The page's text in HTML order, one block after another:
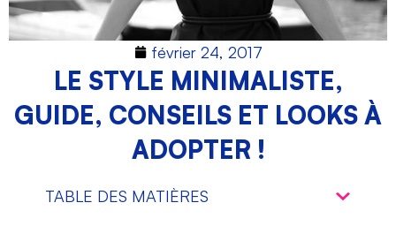
février 24, 2017
LE STYLE MINIMALISTE,
GUIDE, CONSEILS ET LOOKS À
ADOPTER !
TABLE DES MATIÈRES